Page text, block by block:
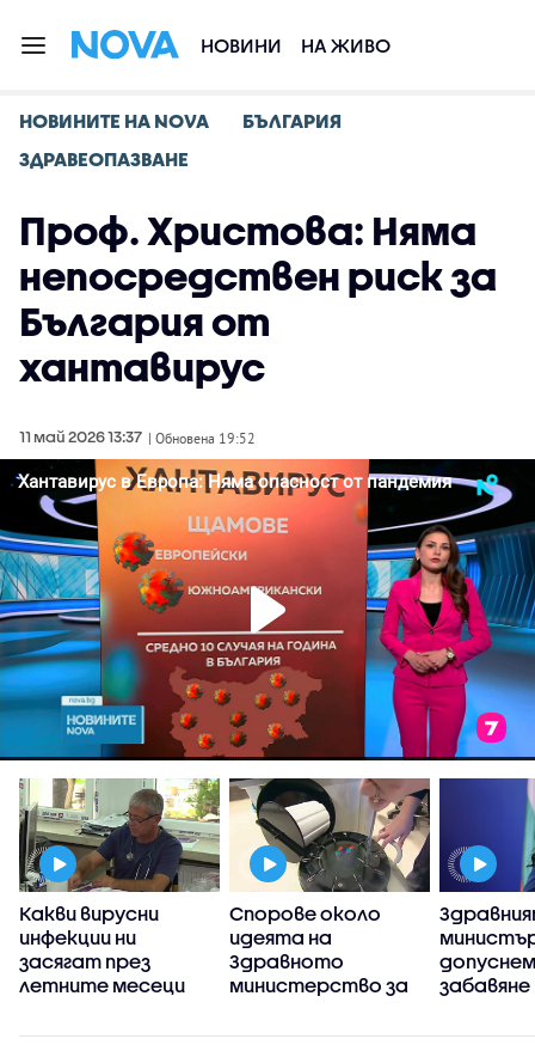
НОВИНИ НА ЖИВО
НОВИНИТЕ НА NOVA
БЪЛГАРИЯ
ЗДРАВЕОПАЗВАНЕ
Проф. Христова: Няма
непосредствен риск за
България от
хантавирус
11 май 2026 13:37 | Обновена 19:52
Какви вирусни
инфекции ни
засягат през
летните месеци
Спорове около
идеята на
Здравното
министерство за
държавния инвитро
забавяне